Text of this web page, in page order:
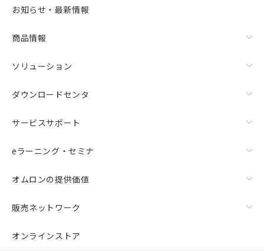
お知らせ・最新情報
商品情報
ソリューション
ダウンロードセンタ
サービスサポート
eラーニング・セミナ
オムロンの提供価値
販売ネットワーク
オンラインストア